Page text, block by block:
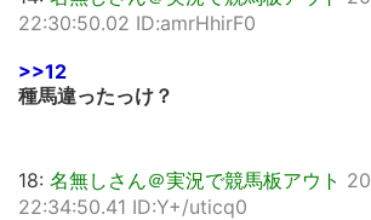
22:30:50.02 ID:amrHhirF0
>>12
種馬違ったっけ？
18: 名無しさん＠実況で競馬板アウト
22:34:50.41 ID:Y+/uticq0